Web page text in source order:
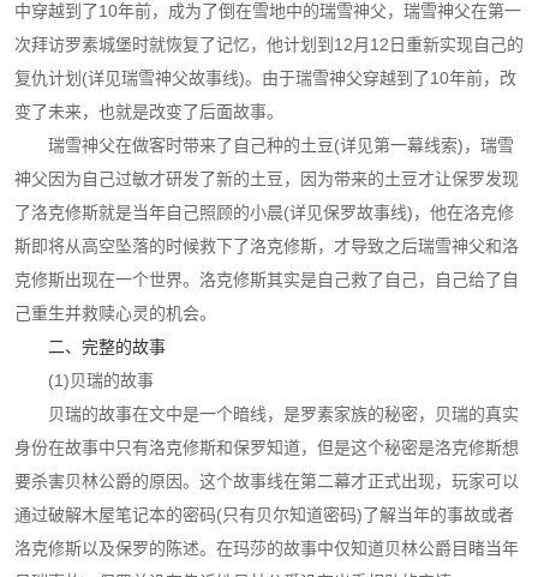
中穿越到了10年前，成为了倒在雪地中的瑞雪神父，瑞雪神父在第一
次拜访罗素城堡时就恢复了记忆，他计划到12月12日重新实现自己的
复仇计划(详见瑞雪神父故事线)。由于瑞雪神父穿越到了10年前，改
变了未来，也就是改变了后面故事。
瑞雪神父在做客时带来了自己种的土豆(详见第一幕线索)，瑞雪
神父因为自己过敏才研发了新的土豆，因为带来的土豆才让保罗发现
了洛克修斯就是当年自己照顾的小晨(详见保罗故事线)，他在洛克修
斯即将从高空坠落的时候救下了洛克修斯，才导致之后瑞雪神父和洛
克修斯出现在一个世界。洛克修斯其实是自己救了自己，自己给了自
己重生并救赎心灵的机会。
二、完整的故事
(1)贝瑞的故事
贝瑞的故事在文中是一个暗线，是罗素家族的秘密，贝瑞的真实
身份在故事中只有洛克修斯和保罗知道，但是这个秘密是洛克修斯想
要杀害贝林公爵的原因。这个故事线在第二幕才正式出现，玩家可以
通过破解木屋笔记本的密码(只有贝尔知道密码)了解当年的事故或者
洛克修斯以及保罗的陈述。在玛莎的故事中仅知道贝林公爵目睹当年